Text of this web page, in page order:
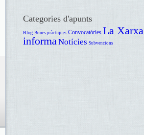
Categories d'apunts
Blog Bones pràctiques Convocatòries La Xarxa
informaNotícies Subvencions